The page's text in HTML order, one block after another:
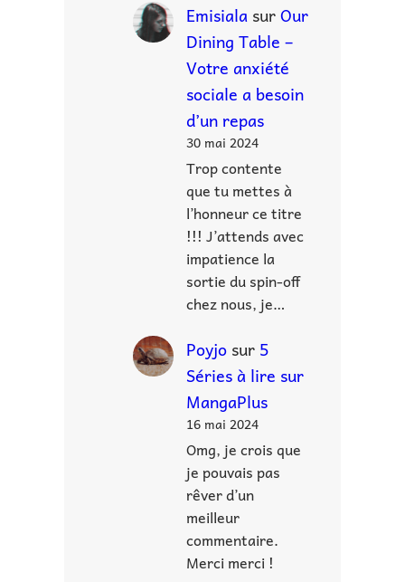
EmisialasurOur
Dining Table –
Votre anxiété
sociale a besoin
d’un repas
30 mai 2024
Trop contente
que tu mettes à
l’honneur ce titre
!!! J’attends avec
impatience la
sortie du spin-off
chez nous, je…
Poyjosur 5
Séries à lire sur
MangaPlus
16 mai 2024
Omg, je crois que
je pouvais pas
rêver d’un
meilleur
commentaire.
Merci merci !